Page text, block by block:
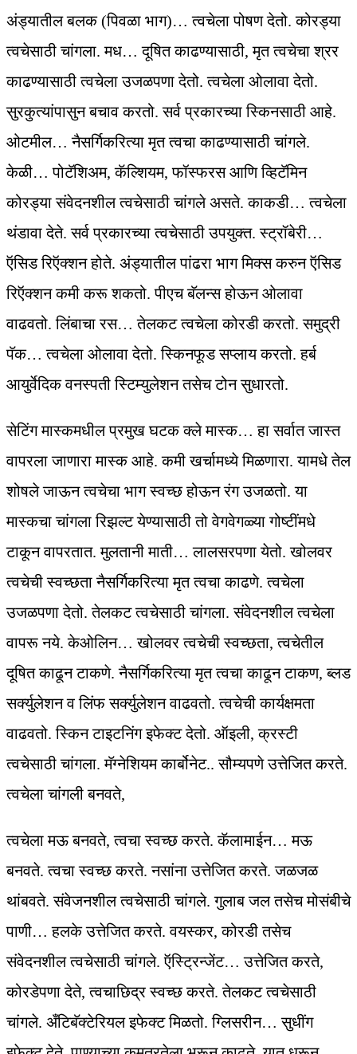
अंड्यातील बलक (पिवळा भाग)… त्वचेला पोषण देतो. कोरड्या
त्वचेसाठी चांगला. मध… दूषित काढण्यासाठी, मृत त्वचेचा श्रर
काढण्यासाठी त्वचेला उजळपणा देतो. त्वचेला ओलावा देतो.
सुरकुत्यांपासुन बचाव करतो. सर्व प्रकारच्या स्किनसाठी आहे.
ओटमील… नैसर्गिकरित्या मृत त्वचा काढण्यासाठी चांगले.
केळी… पोटॅशिअम, कॅल्शियम, फॉस्फरस आणि व्हिटॅमिन
कोरड्या संवेदनशील त्वचेसाठी चांगले असते. काकडी… त्वचेला
थंडावा देते. सर्व प्रकारच्या त्वचेसाठी उपयुक्त. स्ट्रॉबेरी…
ऍसिड रिऍक्‍शन होते. अंड्यातील पांढरा भाग मिक्‍स करुन ऍसिड
रिऍक्‍शन कमी करू शकतो. पीएच बॅलन्स होऊन ओलावा
वाढवतो. लिंबाचा रस… तेलकट त्वचेला कोरडी करतो. समुद्री
पॅक… त्वचेला ओलावा देतो. स्किनफूड सप्लाय करतो. हर्ब
आयुर्वेदिक वनस्पती स्टिम्युलेशन तसेच टोन सुधारतो.
सेटिंग मास्कमधील प्रमुख घटक क्‍ले मास्क… हा सर्वात जास्त
वापरला जाणारा मास्क आहे. कमी खर्चामध्ये मिळणारा. यामधे तेल
शोषले जाऊन त्वचेचा भाग स्वच्छ होऊन रंग उजळतो. या
मास्कचा चांगला रिझल्ट येण्यासाठी तो वेगवेगळ्या गोष्टींमधे
टाकून वापरतात. मुलतानी माती… लालसरपणा येतो. खोलवर
त्वचेची स्वच्छता नैसर्गिकरित्या मृत त्वचा काढणे. त्वचेला
उजळपणा देतो. तेलकट त्वचेसाठी चांगला. संवेदनशील त्वचेला
वापरू नये. केओलिन… खोलवर त्वचेची स्वच्छता, त्वचेतील
दूषित काढून टाकणे. नैसर्गिकरित्या मृत त्वचा काढून टाकण, ब्लड
सर्क्‍युलेशन व लिंफ सर्क्‍युलेशन वाढवतो. त्वचेची कार्यक्षमता
वाढवतो. स्किन टाइटनिंग इफेक्‍ट देतो. ऑइली, क्रस्टी
त्वचेसाठी चांगला. मॅग्नेशियम कार्बोनेट.. सौम्यपणे उत्तेजित करते.
त्वचेला चांगली बनवते,
त्वचेला मऊ बनवते, त्वचा स्वच्छ करते. कॅलामाईन… मऊ
बनवते. त्वचा स्वच्छ करते. नसांना उत्तेजित करते. जळजळ
थांबवते. संवेजनशील त्वचेसाठी चांगले. गुलाब जल तसेच मोसंबीचे
पाणी… हलके उत्तेजित करते. वयस्कर, कोरडी तसेच
संवेदनशील त्वचेसाठी चांगले. ऍस्ट्रिन्जेंट… उत्तेजित करते,
कोरडेपणा देते, त्वचाछिद्र स्वच्छ करते. तेलकट त्वचेसाठी
चांगले. अँटिबॅक्‍टेरियल इफेक्‍ट मिळतो. ग्लिसरीन… सुधींग